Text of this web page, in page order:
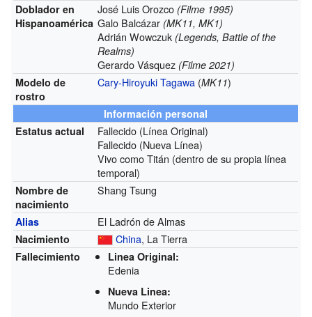
Doblador en
Hispanoamérica
José Luis Orozco (Filme 1995)
Galo Balcázar (MK11, MK1)
Adrián Wowczuk (Legends, Battle of the
Realms)
Gerardo Vásquez (Filme 2021)
Modelo de
rostro
Cary-Hiroyuki Tagawa (MK11)
Información personal
Estatus actual
Fallecido (Línea Original)
Fallecido (Nueva Línea)
Vivo como Titán (dentro de su propia línea
temporal)
Nombre de
nacimiento
Shang Tsung
Alias El Ladrón de Almas
Nacimiento China, La Tierra
Fallecimiento Linea Original:
Edenia
Nueva Linea:
Mundo Exterior